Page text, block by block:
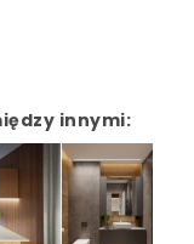
innymi: